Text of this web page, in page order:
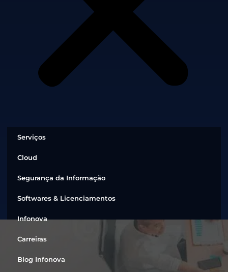
Serviços
Cloud
Segurança da Informação
Softwares & Licenciamentos
Infonova
Carreiras
Blog Infonova